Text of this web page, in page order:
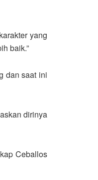
yang
baik.”
dan saat ini
dirinya
Ceballos